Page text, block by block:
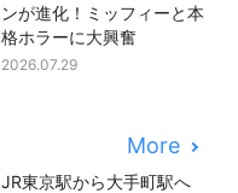
ンが進化！ミッフィーと本
格ホラーに大興奮
2026.07.29
More
JR東京駅から大手町駅へ